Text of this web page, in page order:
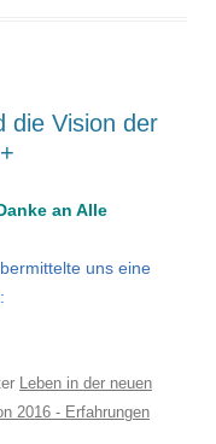
die Vision der
an Alle
uns eine
Leben in der neuen
2016 - Erfahrungen